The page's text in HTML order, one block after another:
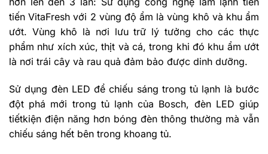
tiến VitaFresh với 2 vùng độ ẩm là vùng khô và khu ẩm
ướt. Vùng khô là nơi lưu trữ lý tưởng cho các thực
phẩm như xích xúc, thịt và cá, trong khi đó khu ẩm ướt
là nơi trái cây và rau quả đảm bảo được dinh dưỡng.
Sử dụng đèn LED để chiếu sáng trong tủ lạnh là bước
đột phá mới trong tủ lạnh của Bosch, đèn LED giúp
tiếtkiện điện năng hơn bóng đèn thông thường mà vẫn
chiếu sáng hết bên trong khoang tủ.